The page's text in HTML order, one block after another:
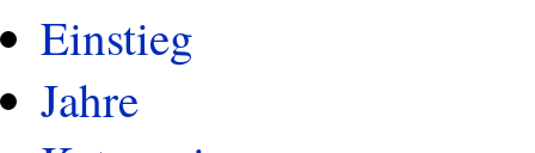
Einstieg
Jahre